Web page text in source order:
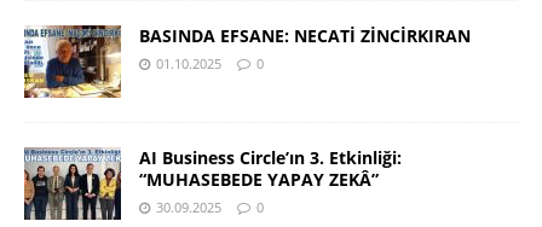
BASINDA EFSANE: NECATİ ZİNCİRKIRAN
01.10.2025 0
AI Business Circle’ın 3. Etkinliği:
“MUHASEBEDE YAPAY ZEKÂ”
30.09.2025 0